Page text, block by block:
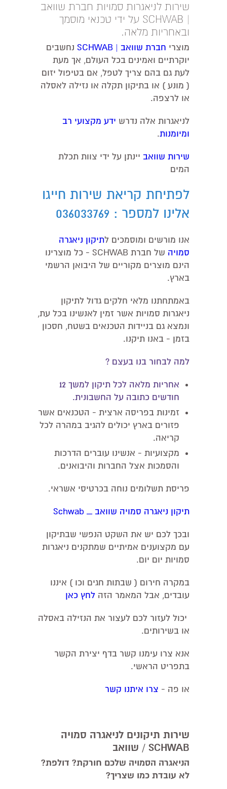
שירות לניאגרות סמויות חברת שוואב
| SCHWAB על ידי טכנאי מוסמך
ובאחריות מלאה.
מוצרי חברת שוואב | SCHWAB
נחשבים
יוקרתיים ואמינים בכל העולם, אך מעת
לעת גם בהם צריך לטפל, אם בטיפול יזום
( מונע ) או בתיקון תקלה או נזילה לאסלה
או לרצפה.
לניאגרות אלה נדרש ידע מקצועי רב
ומיומנות.
שירות שוואב יינתן על ידי צוות תכלת
המים
לפתיחת קריאת שירות חייגו
אלינו למספר : 036033769
אנו מורשים ומוסמכים לתיקון ניאגרה
סמויה
של חברת SCHWAB - כל מוצרינו
הינם מוצרים מקוריים של היבואן הרשמי
בארץ.
באמתחתנו מלאי חלקים גדול לתיקון
ניאגרות סמויות אשר זמין לאנשינו בכל עת,
ונמצא גם בניידות הטכנאים בשטח, חסכון
בזמן - באנו תיקנו.
למה לבחור בנו בעצם ?
אחריות מלאה לכל תיקון למשך 12
חודשים כתובה על החשבונית.
זמינות בפריסה ארצית - הטכנאים אשר
פזורים בארץ יכולים להגיב במהרה לכל
קריאה.
מקצועיות - אנשינו עוברים הדרכות
והסמכות אצל החברות והיבואנים.
פריסת תשלומים נוחה בכרטיסי אשראי.
תיקון ניאגרה סמויה שוואב _ Schwab
ובכך לכם יש את השקט הנפשי שבתיקון
עם מקצוענים אמיתיים שמתקנים ניאגרות
סמויות יום יום.
במקרה חירום ( שבתות חגים וכו ) איננו
עובדים, אבל המאמר הזה לחץ כאן
יכול לעזור לכם לעצור את הנזילה באסלה
או בשירותים.
אנא צרו עימנו קשר בדף יצירת הקשר
בתפריט הראשי.
או פה - צרו איתנו קשר
שירות תיקונים לניאגרה סמויה
SCHWAB / שוואב
הניאגרה הסמויה שלכם חורקת? דולפת?
לא עובדת כמו שצריך?